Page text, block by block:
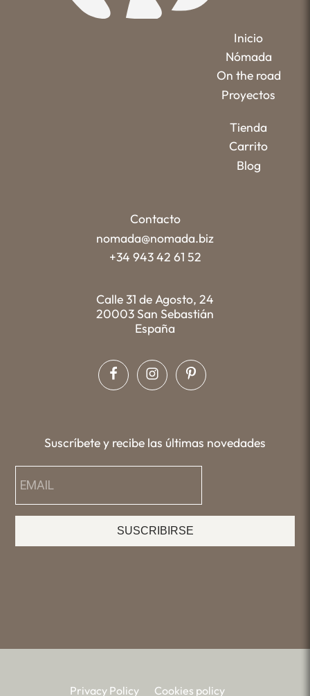
Inicio
Nómada
On the road
Proyectos
Tienda
Carrito
Blog
Contacto
nomada@nomada.biz
+34 943 42 61 52
Calle 31 de Agosto, 24
20003 San Sebastián
España
Suscríbete y recibe las últimas novedades
SUSCRIBIRSE
Privacy Policy Cookies policy